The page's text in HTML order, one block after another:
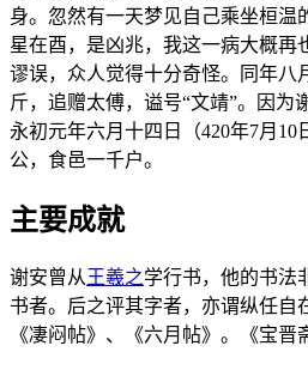
身。忽然有一天梦见自己乘坐桓温
星在酉，是凶兆，我这一病大概再
谬误，众人觉得十分奇怪。同年八
斤，追赠太傅，谥号“文靖”。因
永初元年六月十四日（420年7月10
公，食邑一千户。
主要成就
谢安曾从王羲之学行书，他的书法
书者。后之评其字者，亦谓纵任自
《凄闷帖》、《六月帖》。《宝晋